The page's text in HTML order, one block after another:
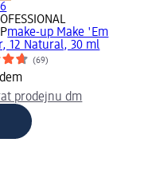
make-up Make 'Em
12 Natural, 30 ml
(69)
prodejnu dm